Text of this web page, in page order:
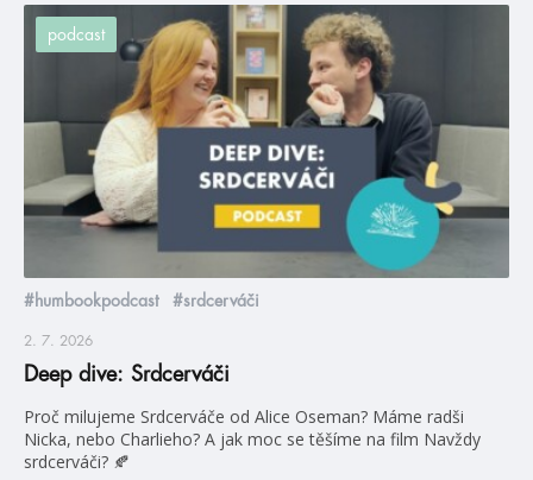
podcast
#humbookpodcast #srdcerváči
2. 7. 2026
Deep dive: Srdcerváči
Proč milujeme Srdcerváče od Alice Oseman? Máme radši
Nicka, nebo Charlieho? A jak moc se těšíme na film Navždy
srdcerváči? 🍂